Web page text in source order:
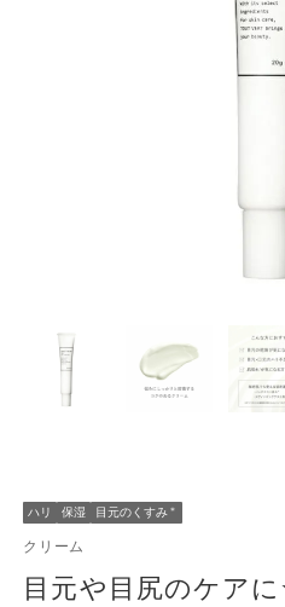
ハリ 保湿 目元のくすみ ＊
クリーム
目元や目尻のケア